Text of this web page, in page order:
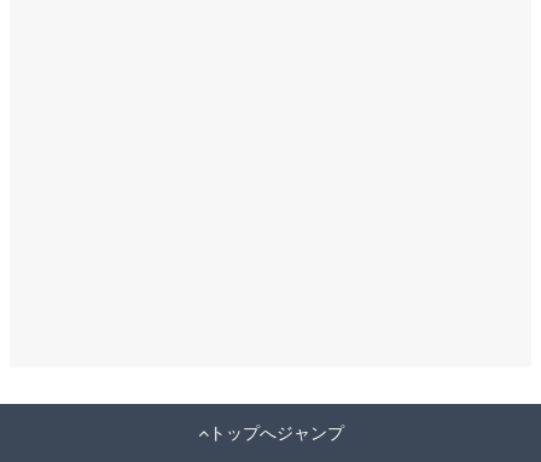
トップへジャンプ